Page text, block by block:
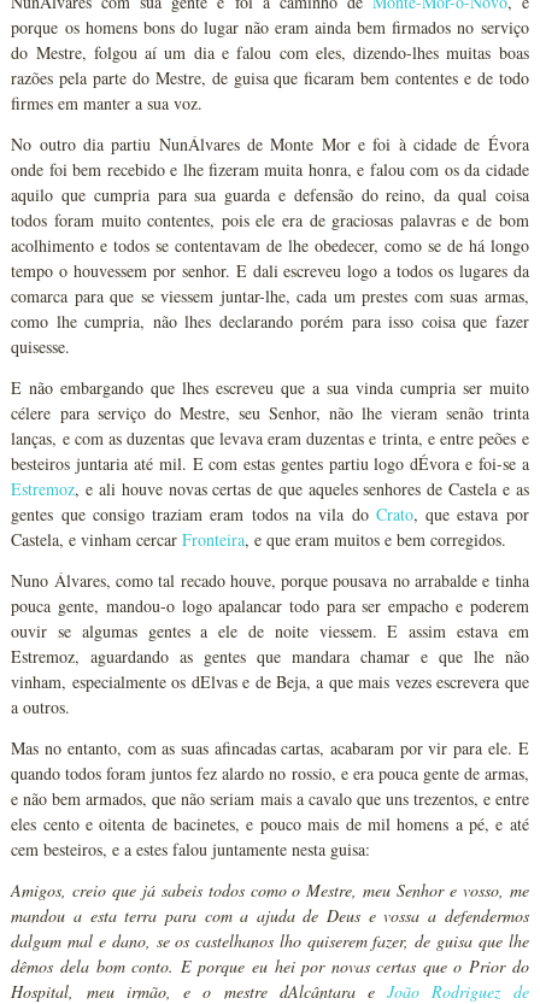
porque os homens bons do lugar não eram ainda bem firmados no serviço
do Mestre, folgou aí um dia e falou com eles, dizendo-lhes muitas boas
razões pela parte do Mestre, de guisa que ficaram bem contentes e de todo
firmes em manter a sua voz.
No outro dia partiu NunÁlvares de Monte Mor e foi à cidade de Évora
onde foi bem recebido e lhe fizeram muita honra, e falou com os da cidade
aquilo que cumpria para sua guarda e defensão do reino, da qual coisa
todos foram muito contentes, pois ele era de graciosas palavras e de bom
acolhimento e todos se contentavam de lhe obedecer, como se de há longo
tempo o houvessem por senhor. E dali escreveu logo a todos os lugares da
comarca para que se viessem juntar-lhe, cada um prestes com suas armas,
como lhe cumpria, não lhes declarando porém para isso coisa que fazer
quisesse.
E não embargando que lhes escreveu que a sua vinda cumpria ser muito
célere para serviço do Mestre, seu Senhor, não lhe vieram senão trinta
lanças, e com as duzentas que levava eram duzentas e trinta, e entre peões e
besteiros juntaria até mil. E com estas gentes partiu logo dÉvora e foi-se a
Estremoz, e ali houve novas certas de que aqueles senhores de Castela e as
gentes que consigo traziam eram todos na vila do Crato, que estava por
Castela, e vinham cercarFronteira, e que eram muitos e bem corregidos.
Nuno Álvares, como tal recado houve, porque pousava no arrabalde e tinha
pouca gente, mandou-o logo apalancar todo para ser empacho e poderem
ouvir se algumas gentes a ele de noite viessem. E assim estava em
Estremoz, aguardando as gentes que mandara chamar e que lhe não
vinham, especialmente os dElvas e de Beja, a que mais vezes escrevera que
a outros.
Mas no entanto, com as suas afincadas cartas, acabaram por vir para ele. E
quando todos foram juntos fez alardo no rossio, e era pouca gente de armas,
e não bem armados, que não seriam mais a cavalo que uns trezentos, e entre
eles cento e oitenta de bacinetes, e pouco mais de mil homens a pé, e até
cem besteiros, e a estes falou juntamente nesta guisa:
Amigos, creio que já sabeis todos como o Mestre, meu Senhor e vosso, me
mandou a esta terra para com a ajuda de Deus e vossa a defendermos
dalgum mal e dano, se os castelhanos lho quiserem fazer, de guisa que lhe
dêmos dela bom conto. E porque eu hei por novas certas que o Prior do
Hospital, meu irmão, e o mestre dAlcântara eJoão Rodriguez de